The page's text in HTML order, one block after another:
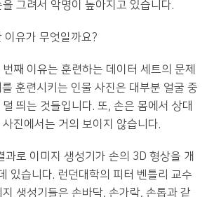
그려서 악명이 높아지고 있습니다.
이유가 무엇일까요?
째 이유는 훈련하는 데이터 세트의 문제
훈련시키는 인물 사진은 대부분 얼굴 중
띄는 것들입니다. 또, 손은 몸에서 상대
진에서는 거의 보이지 않습니다.
과로 이미지 생성기가 손의 3D 형상을 개
있습니다. 런던대학의 피터 벤틀리 교수
생성기들은 손바닥, 손가락, 손톱과 같